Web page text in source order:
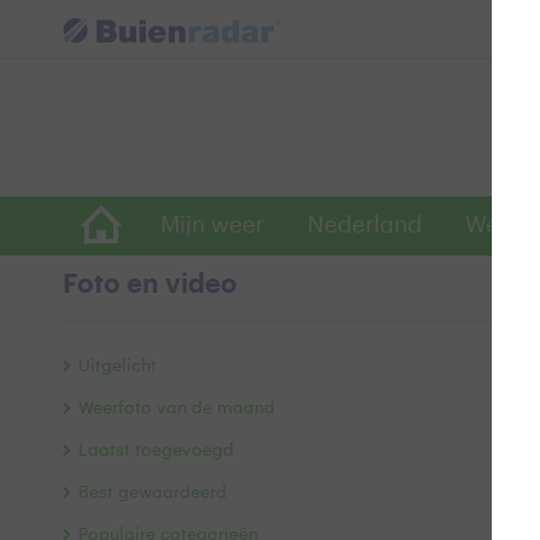
Mijn weer Nederland
Foto en video
Uitgelicht
Weerfoto van de maand
Laatst toegevoegd
Best gewaardeerd
Populaire categorieën